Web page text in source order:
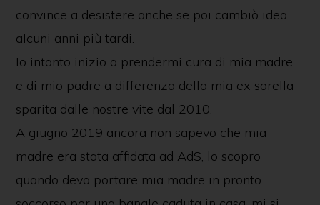
convince a desistere anche se poi cambiò idea
alcuni anni più tardi.
Io intanto inizio a prendermi cura di mia madre
e di mio padre a differenza della mia ex sorella
sparita dalle nostre vite dal 2010.
A giugno 2019 ancora non sapevo che mia
madre era stata affidata ad AdS, lo scopro
quando devo portare mia madre in pronto